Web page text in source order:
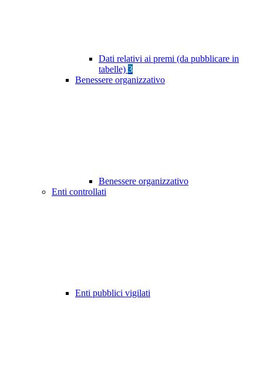
Dati relativi ai premi (da pubblicare in
tabelle) 3
Benessere organizzativo
Benessere organizzativo
Enti controllati
Enti pubblici vigilati